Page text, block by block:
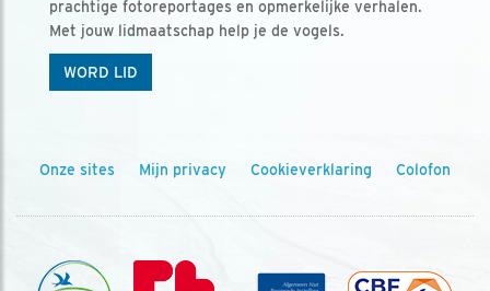
prachtige fotoreportages en opmerkelijke verhalen.
Met jouw lidmaatschap help je de vogels.
WORD LID
Onze sites Mijn privacy Cookieverklaring Colofon